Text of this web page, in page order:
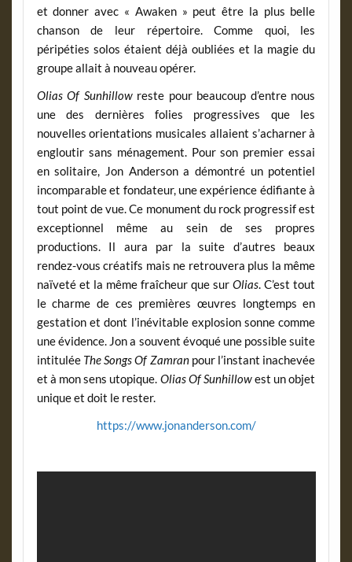
et donner avec « Awaken » peut être la plus belle
chanson de leur répertoire. Comme quoi, les
péripéties solos étaient déjà oubliées et la magie du
groupe allait à nouveau opérer.
Olias Of Sunhillowreste pour beaucoup d’entre nous
une des dernières folies progressives que les
nouvelles orientations musicales allaient s’acharner à
engloutir sans ménagement. Pour son premier essai
en solitaire, Jon Anderson a démontré un potentiel
incomparable et fondateur, une expérience édifiante à
tout point de vue. Ce monument du rock progressif est
exceptionnel même au sein de ses propres
productions. Il aura par la suite d’autres beaux
rendez-vous créatifs mais ne retrouvera plus la même
naïveté et la même fraîcheur que surOlias. C’est tout
le charme de ces premières œuvres longtemps en
gestation et dont l’inévitable explosion sonne comme
une évidence. Jon a souvent évoqué une possible suite
intitulée The Songs Of Zamran pour l’instant inachevée
et à mon sens utopique. Olias Of Sunhillowest un objet
unique et doit le rester.
https://www.jonanderson.com/